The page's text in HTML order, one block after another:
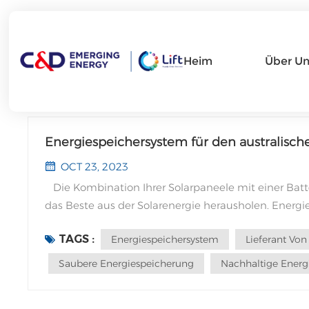
Heim Über
Energiespeichersystem für den
OCT 23, 2023
Die Kombination Ihrer Solarpaneele mit einer
das Beste aus der Solarenergie herausholen.
beeinflussen als die reine Installation von
erschwinglicher sind als je zuvor. Die vier
für Solarstrom sinken, während die Strompreise
TAGS : Energiespeichersystem Lieferant
Saubere Energiespeicherung
Nachhaltige